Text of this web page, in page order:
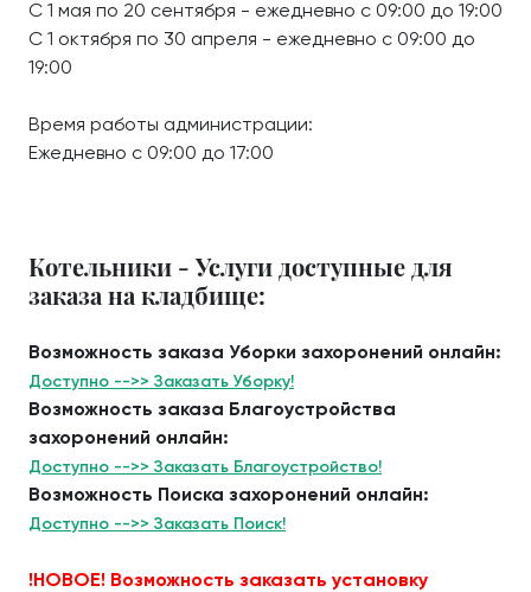
С 1 мая по 20 сентября - ежедневно с 09:00 до 19:00
С 1 октября по 30 апреля - ежедневно с 09:00 до
19:00
Время работы администрации:
Ежедневно с 09:00 до 17:00
Котельники - Услуги доступные для
заказа на кладбище:
Возможность заказа Уборки захоронений онлайн:
Доступно -->> Заказать Уборку!
Возможность заказа Благоустройства
захоронений онлайн:
Доступно -->> Заказать Благоустройство!
Возможность Поиска захоронений онлайн:
Доступно -->> Заказать Поиск!
!НОВОЕ! Возможность заказать установку